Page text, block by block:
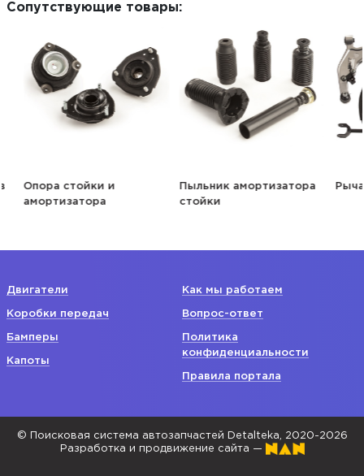
Сопутствующие товары:
Опора стойки и
амортизатора
Пыльник амортизатора
стойки
Рычаг
Двигатели
Коробки передач
Бамперы
Капоты
Как мы работаем
Вопрос-ответ
Политика
конфиденциальности
Правила портала
© Поисковая система автозапчастей Detalteka, 2020-2026
Разработка и продвижение сайта —